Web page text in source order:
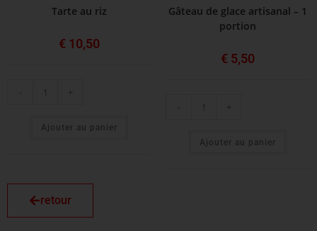
Tarte au riz
€ 10,50
- +
Ajouter au panier
Gâteau de glace artisanal – 1
portion
€ 5,50
- +
Ajouter au panier
retour